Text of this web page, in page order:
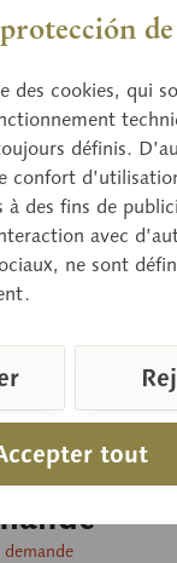
ex FR.).
des cookies, qui
définis.
confort
à des fins de
avec
ne sont
tout